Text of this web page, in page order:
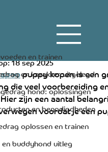
en trainen
en karakter uitgelegd
hond: oplossingen
en benodigdheden
oplossen en trainen
buddyhond uitleg
puppy
3 minuten om te lezen
18 sep 2025
puppy kopen is een
die veel voorbereiding
zijn een aantal
voordat je een